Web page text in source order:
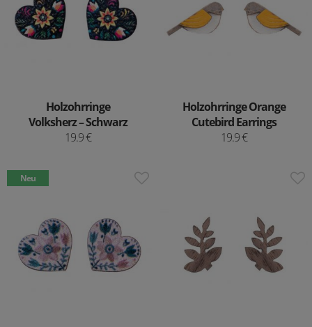
Holzohrringe
Volksherz – Schwarz
19.9 €
Holzohrringe Orange
Cutebird Earrings
19.9 €
Neu